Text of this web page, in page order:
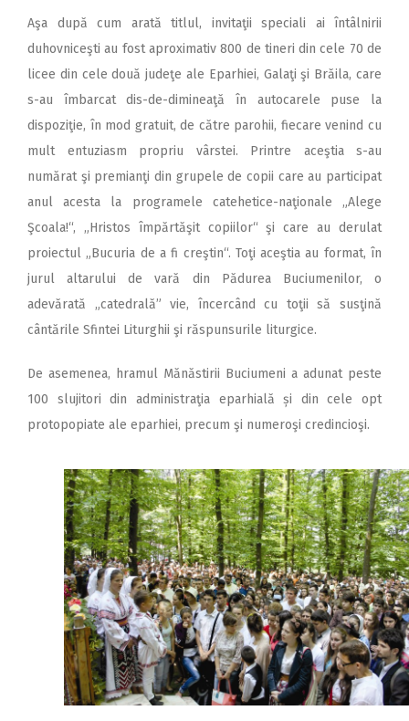
Aşa după cum arată titlul, invitaţii speciali ai întâlnirii
duhovniceşti au fost aproximativ 800 de tineri din cele 70 de
licee din cele două judeţe ale Eparhiei, Galaţi şi Brăila, care
s-au îmbarcat dis-de-dimineaţă în autocarele puse la
dispoziţie, în mod gratuit, de către parohii, fiecare venind cu
mult entuziasm propriu vârstei. Printre aceştia s-au
numărat şi premianţi din grupele de copii care au participat
anul acesta la programele catehetice-naţionale „Alege
Şcoala!“, „Hristos împărtăşit copiilor“ şi care au derulat
proiectul „Bucuria de a fi creştin“. Toţi aceştia au format, în
jurul altarului de vară din Pădurea Buciumenilor, o
adevărată „catedrală” vie, încercând cu toţii să susţină
cântările Sfintei Liturghii şi răspunsurile liturgice.
De asemenea, hramul Mănăstirii Buciumeni a adunat peste
100 slujitori din administraţia eparhială și din cele opt
protopopiate ale eparhiei, precum şi numeroşi credincioşi.